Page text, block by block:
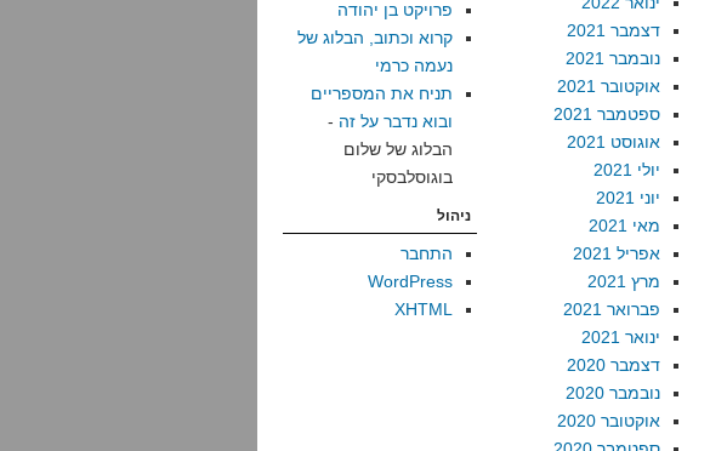
דצמבר 2021
נובמבר 2021
אוקטובר 2021
ספטמבר 2021
אוגוסט 2021
יולי 2021
יוני 2021
מאי 2021
אפריל 2021
מרץ 2021
פברואר 2021
ינואר 2021
דצמבר 2020
נובמבר 2020
אוקטובר 2020
פרויקט בן יהודה
קרוא וכתוב, הבלוג של
נעמה כרמי
תניח את המספריים
ובוא נדבר על זה -
הבלוג של שלום
בוגוסלבסקי
ניהול
התחבר
WordPress
XHTML